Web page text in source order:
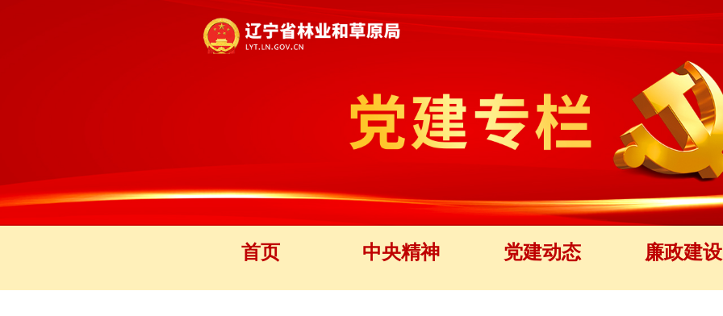
首页 中央精神 党建动态 廉政建设